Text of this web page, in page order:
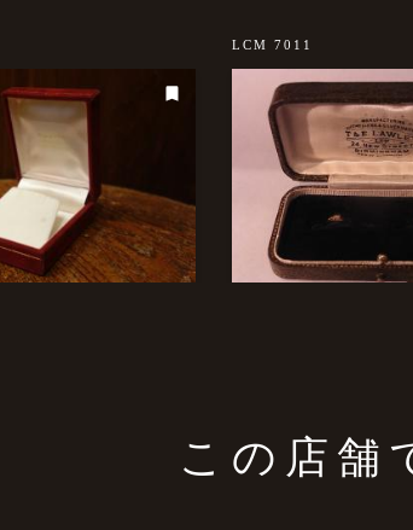
LCM 7011
この店舗